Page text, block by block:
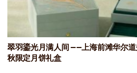
翠羽鎏光月满人间 ——上海前滩华尔
秋限定月饼礼盒